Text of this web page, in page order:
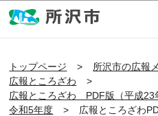
トップページ
所沢市の広報
広報ところざわ
広報ところざわ PDF版（平成23
令和5年度
広報ところざわ